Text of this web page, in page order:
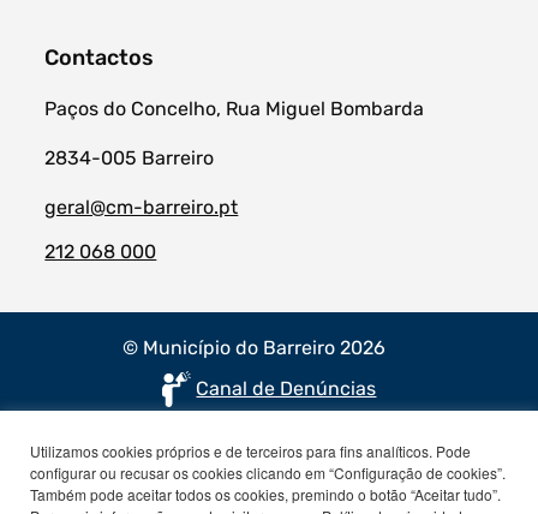
Contactos
Paços do Concelho, Rua Miguel Bombarda
2834-005 Barreiro
geral@cm-barreiro.pt
212 068 000
© Município do Barreiro 2026
Canal de Denúncias
Utilizamos cookies próprios e de terceiros para fins analíticos. Pode
configurar ou recusar os cookies clicando em “Configuração de cookies”.
Também pode aceitar todos os cookies, premindo o botão “Aceitar tudo”.